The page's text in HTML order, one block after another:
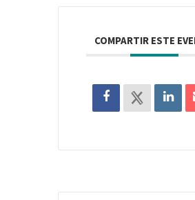
COMPARTIR ESTE